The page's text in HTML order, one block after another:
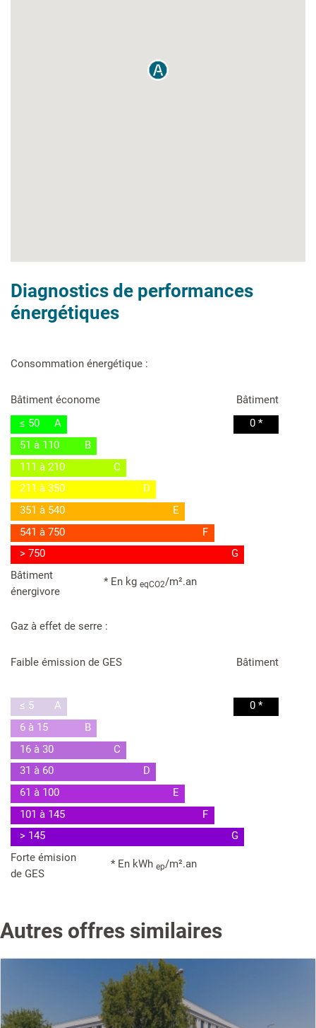
Diagnostics de performances
énergétiques
Consommation énergétique :
Bâtiment économe
Bâtiment
≤ 50
A
0 *
51 à 110
B
111 à 210
C
211 à 350
D
351 à 540
E
541 à 750
F
> 750
G
Bâtiment
énergivore
* En kgeqCO2/m².an
Gaz à effet de serre :
Faible émission de GES Bâtiment
≤ 5 A
0 *
6 à 15
B
16 à 30
C
31 à 60
D
61 à 100
E
101 à 145
F
> 145
G
Forte émision
de GES
* En kWhep/m².an
Autres offres similaires